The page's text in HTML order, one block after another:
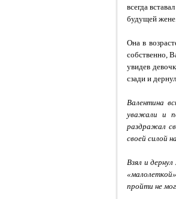
всегда
будущей
Она в
собственно,
увидев
сзади и
Валентина
уважали и
раздражал
своей силой
Взял и
пройти не